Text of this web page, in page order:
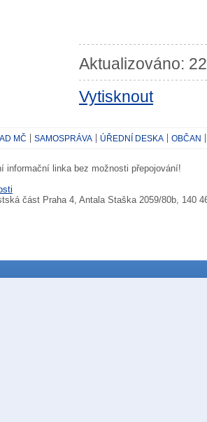
Aktualizováno:
Vytisknout
MČ SAMOSPRÁVA ÚŘEDNÍ DESKA OBČAN
informační linka bez možnosti přepojování!
část Praha 4, Antala Staška 2059/80b, 140